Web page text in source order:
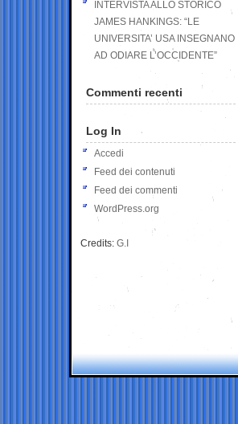
INTERVISTA ALLO STORICO
JAMES HANKINGS: “LE
UNIVERSITA’ USA INSEGNANO
AD ODIARE L’OCCIDENTE”
Commenti recenti
Log In
Accedi
Feed dei contenuti
Feed dei commenti
WordPress.org
Credits: G.I